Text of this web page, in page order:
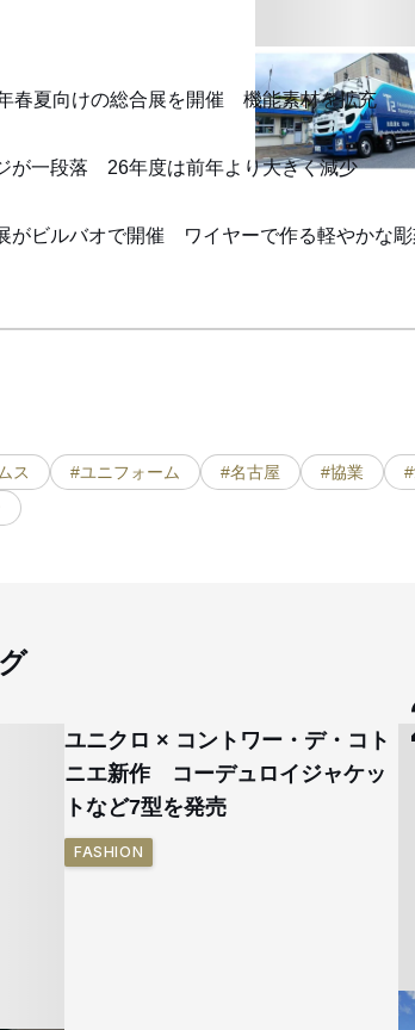
春夏向けの総合展を開催 機能素材を拡充
が一段落 26年度は前年より大きく減少
がビルバオで開催 ワイヤーで作る軽やかな彫
ス #ユニフォーム #名古屋 #協業
ユニクロ × コントワー・デ・コト
ニエ新作 コーデュロイジャケッ
トなど7型を発売
FASHION